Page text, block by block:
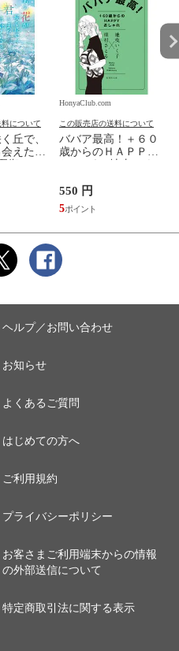
について
丘で、
えた
HonyaClub.com
この販売店の送料について
ババア最高！＋６０
歳からのＨＡＰＰＹ
550 円
5
ヘルプ／お問い合わせ
お知らせ
よくあるご質問
はじめての方へ
ご利用規約
プライバシーポリシー
お客さまご利用端末からの情報
の外部送信について
特定商取引法に関する表示